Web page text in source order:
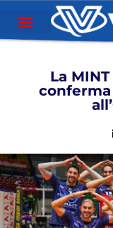
La
conferma